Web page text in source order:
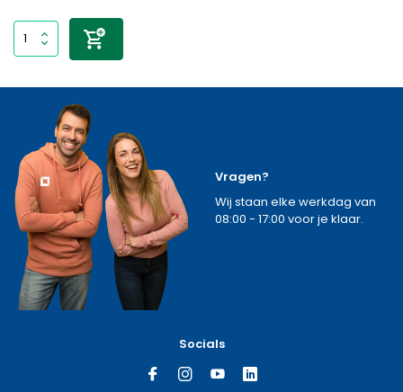
Vragen?
Wij staan elke werkdag van
08:00 - 17:00 voor je klaar.
Socials